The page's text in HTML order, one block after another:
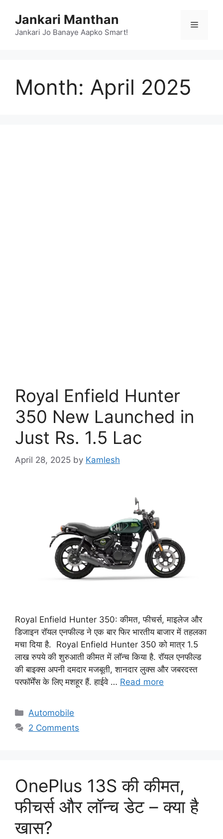
content
Jankari Manthan
Jankari Jo Banaye Aapko Smart!
Menu
Month: April 2025
Royal Enfield Hunter
350 New Launched in
Just Rs. 1.5 Lac
April 28, 2025 by Kamlesh
Royal Enfield Hunter 350: कीमत, फीचर्स, माइलेज और
डिजाइन रॉयल एनफील्ड ने एक बार फिर भारतीय बाजार में तहलका
मचा दिया है. Royal Enfield Hunter 350 को मात्र 1.5
लाख रुपये की शुरुआती कीमत में लॉन्च किया है. रॉयल एनफील्ड
की बाइक्स अपनी दमदार मजबूती, शानदार लुक्स और जबरदस्त
परफॉर्मेंस के लिए मशहूर हैं. हाईवे … Read more
Categories
Automobile
2 Comments
OnePlus 13S की कीमत,
फीचर्स और लॉन्च डेट – क्या है
खास?